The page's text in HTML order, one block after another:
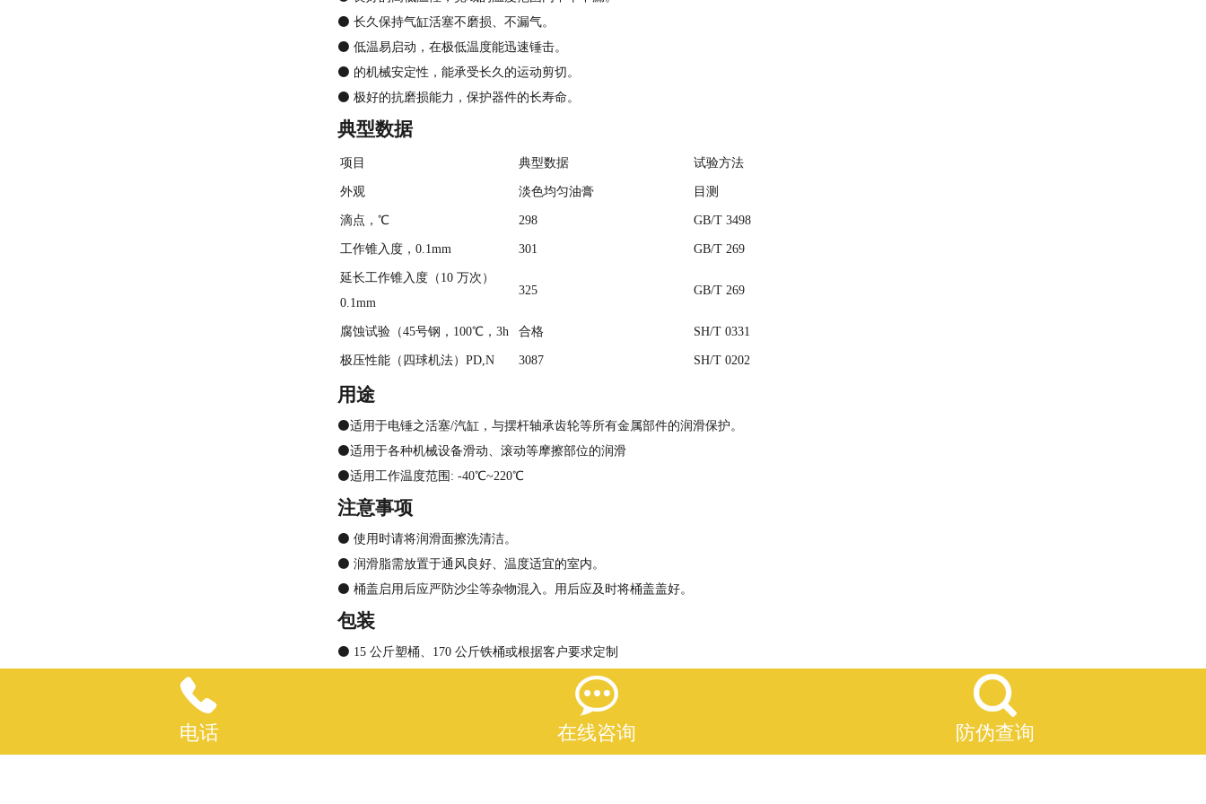
⚫ 长久保持气缸活塞不磨损、不漏气。
⚫ 低温易启动，在极低温度能迅速锤击。
⚫ 的机械安定性，能承受长久的运动剪切。
⚫ 极好的抗磨损能力，保护器件的长寿命。
典型数据
项目 典型数据 试验方法
外观 淡色均匀油膏 目测
滴点，℃ 298 GB/T 3498
工作锥入度，0.1mm 301 GB/T 269
延长工作锥入度（10 万次）
0.1mm
325 GB/T 269
腐蚀试验（45号钢，100℃，3h 合格 SH/T 0331
极压性能（四球机法）PD,N 3087 SH/T 0202
用途
⚫适用于电锤之活塞/汽缸，与摆杆轴承齿轮等所有金属部件的润滑保护。
⚫适用于各种机械设备滑动、滚动等摩擦部位的润滑
⚫适用工作温度范围: -40℃~220℃
注意事项
⚫ 使用时请将润滑面擦洗清洁。
⚫ 润滑脂需放置于通风良好、温度适宜的室内。
⚫ 桶盖启用后应严防沙尘等杂物混入。用后应及时将桶盖盖好。
包装
⚫ 15 公斤塑桶、170 公斤铁桶或根据客户要求定制
返回列表

电话

在线咨询

防伪查询